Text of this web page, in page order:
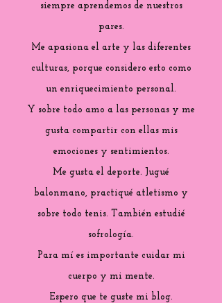
siempre aprendemos de nuestros
pares.
Me apasiona el arte y las diferentes
culturas, porque considero esto como
un enriquecimiento personal.
Y sobre todo amo a las personas y me
gusta compartir con ellas mis
emociones y sentimientos.
Me gusta el deporte. Jugué
balonmano, practiqué atletismo y
sobre todo tenis. También estudié
sofrología.
Para mí es importante cuidar mi
cuerpo y mi mente.
Espero que te guste mi blog.